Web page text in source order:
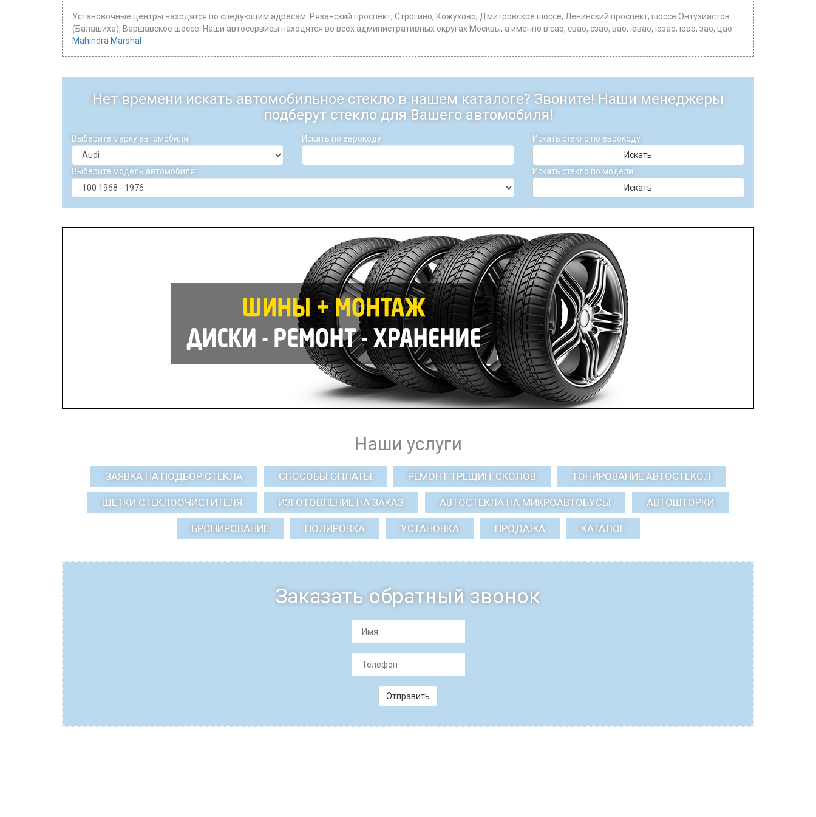
Установочные центры находятся по следующим адресам: Рязанский проспект, Строгино, Кожухово, Дмитровское шоссе, Ленинский проспект, шоссе Энтузиастов
(Балашиха), Варшавское шоссе. Наши автосервисы находятся во всех административных округах Москвы, а именно в сао, свао, сзао, вао, ювао, юзао, юао, зао, цао
Mahindra Marshal
Нет времени искать автомобильное стекло в нашем каталоге? Звоните! Наши менеджеры
подберут стекло для Вашего автомобиля!
Выберите марку автомобиля: Искать по еврокоду:
Искать стекло по еврокоду
Искать
Выберите модель автомобиля:
Искать стекло по модели
Искать
Наши услуги
ЗАЯВКА НА ПОДБОР СТЕКЛА СПОСОБЫ ОПЛАТЫ РЕМОНТ ТРЕЩИН, СКОЛОВ ТОНИРОВАНИЕ АВТОСТЕКОЛ
ЩЕТКИ СТЕКЛООЧИСТИТЕЛЯ ИЗГОТОВЛЕНИЕ НА ЗАКАЗ АВТОСТЕКЛА НА МИКРОАВТОБУСЫ АВТОШТОРКИ
БРОНИРОВАНИЕ ПОЛИРОВКА УСТАНОВКА ПРОДАЖА КАТАЛОГ
Заказать обратный звонок
Отправить